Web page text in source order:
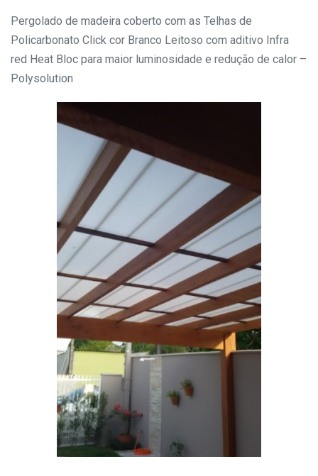
Pergolado de madeira coberto com as Telhas de
Policarbonato Click cor Branco Leitoso com aditivo Infra
red Heat Bloc para maior luminosidade e redução de calor –
Polysolution